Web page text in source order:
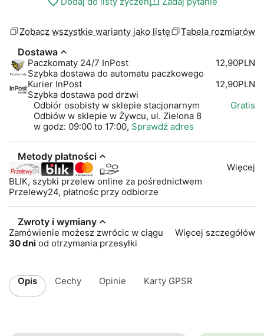
Zobacz wszystkie warianty jako listę Tabela rozmiarów
Dostawa
Paczkomaty 24/7 InPost
Szybka dostawa do automatu paczkowego
12,90PLN
Kurier InPost
Szybka dostawa pod drzwi
12,90PLN
Odbiór osobisty w sklepie stacjonarnym
Odbiów w sklepie w Żywcu, ul. Zielona 8
w godz: 09:00 to 17:00, Sprawdź adres
Gratis
Metody płatności
BLIK, szybki przelew online za pośrednictwem
Przelewy24, płatnośc przy odbiorze
Więcej
Zwroty i wymiany
Zamówienie możesz zwrócic w ciągu
30 dni od otrzymania przesyłki
Więcej szczegółów
Opis Cechy Opinie Karty GPSR